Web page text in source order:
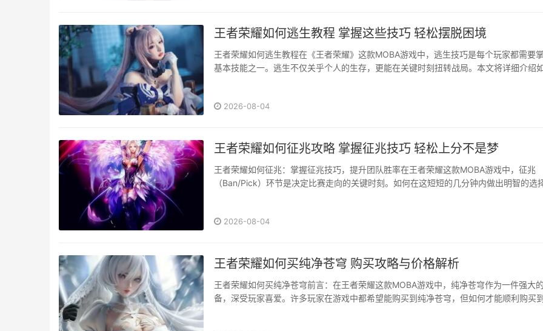
王者荣耀如何逃生教程 掌握这些技巧 轻松摆脱困境
王者荣耀如何逃生教程在《王者荣耀》这款MOBA游戏中，逃生技巧是每个玩家都需要
基本技能之一。逃生不仅关乎个人的生存，更能在关键时刻扭转战局。本文将详细介绍
2026-08-04
王者荣耀如何征兆攻略 掌握征兆技巧 轻松上分不是梦
王者荣耀如何征兆：掌握征兆技巧，提升团队胜率在王者荣耀这款MOBA游戏中，征兆
（Ban/Pick）环节是决定比赛走向的关键时刻。如何在这短短的几分钟内做出明智的选择
2026-08-04
王者荣耀如何买纯净苍穹 购买攻略与价格解析
王者荣耀如何买纯净苍穹前言：在王者荣耀这款MOBA游戏中，纯净苍穹作为一件强大
备，深受玩家喜爱。许多玩家在游戏中都希望能购买到纯净苍穹，但如何才能顺利购买